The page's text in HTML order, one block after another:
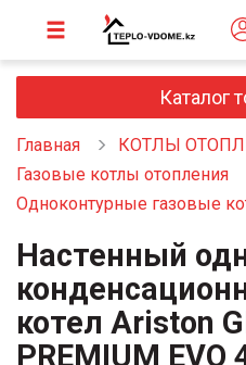
Каталог
Главная
КОТЛЫ
Газовые котлы отопления
Одноконтурные газовые
Настенный
котел Ariston
PREMIUM EVO